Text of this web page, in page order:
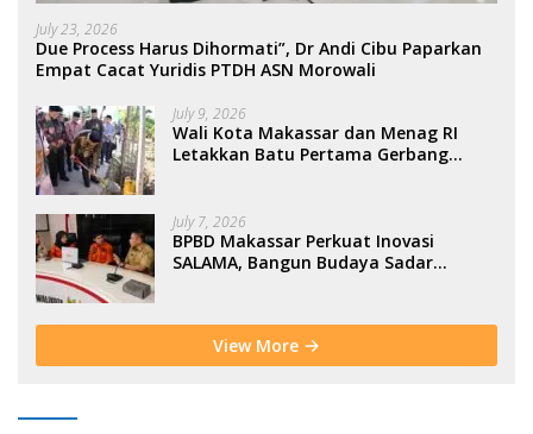
July 23, 2026
Due Process Harus Dihormati”, Dr Andi Cibu Paparkan
Empat Cacat Yuridis PTDH ASN Morowali
July 9, 2026
Wali Kota Makassar dan Menag RI
Letakkan Batu Pertama Gerbang
July 7, 2026
BPBD Makassar Perkuat Inovasi
SALAMA, Bangun Budaya Sadar
View More